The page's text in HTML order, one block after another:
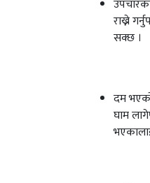
राख्ने
सक्छ ।
दम
घाम